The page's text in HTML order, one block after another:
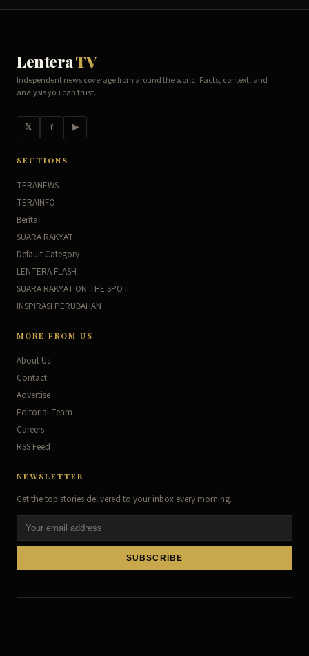
LenteraTV
Independent news coverage from around the world. Facts, context, and
analysis you can trust.
𝕏 f ▶
SECTIONS
TERANEWS
TERAINFO
Berita
SUARA RAKYAT
Default Category
LENTERA FLASH
SUARA RAKYAT ON THE SPOT
INSPIRASI PERUBAHAN
MORE FROM US
About Us
Contact
Advertise
Editorial Team
Careers
RSS Feed
NEWSLETTER
Get the top stories delivered to your inbox every morning.
SUBSCRIBE